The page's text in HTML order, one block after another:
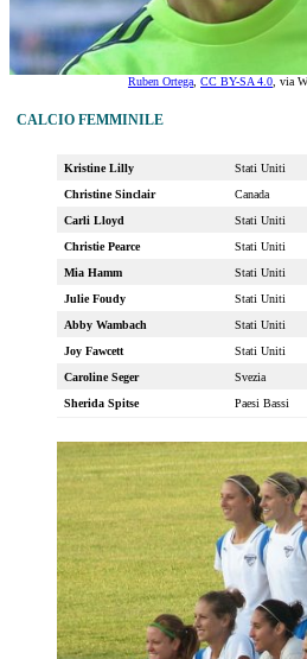
Ruben Ortega CC BY-SA 4.0 , via
CALCIO FEMMINILE
Kristine Lilly Stati Uniti
Christine Sinclair
Canada
Carli Lloyd
Stati Uniti
Christie Pearce
Stati Uniti
Mia Hamm
Stati Uniti
Julie Foudy
Stati Uniti
Abby Wambach
Stati Uniti
Joy Fawcett
Stati Uniti
Caroline Seger
Svezia
Sherida Spitse
Paesi Bassi